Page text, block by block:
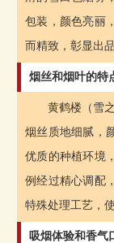
包装，颜色亮丽
而精致，彰显出
烟丝和烟叶的特
黄鹤楼（雪
烟丝质地细腻，
优质的种植环境
例经过精心调配
特殊处理工艺，
吸烟体验和香气